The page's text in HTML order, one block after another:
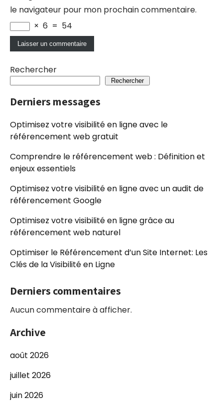
le navigateur pour mon prochain commentaire.
× 6 = 54
Rechercher
Rechercher
Derniers messages
Optimisez votre visibilité en ligne avec le
référencement web gratuit
Comprendre le référencement web : Définition et
enjeux essentiels
Optimisez votre visibilité en ligne avec un audit de
référencement Google
Optimisez votre visibilité en ligne grâce au
référencement web naturel
Optimiser le Référencement d’un Site Internet: Les
Clés de la Visibilité en Ligne
Derniers commentaires
Aucun commentaire à afficher.
Archive
août 2026
juillet 2026
juin 2026